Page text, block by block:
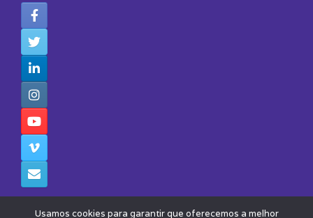
Usamos cookies para garantir que oferecemos a melhor